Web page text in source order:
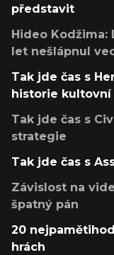
představit
Hideo
let nešlápnul
Tak jde čas s
historie kultovní
Tak jde čas s
strategie
Tak jde čas s
Závislost na
špatný pán
20
hrách